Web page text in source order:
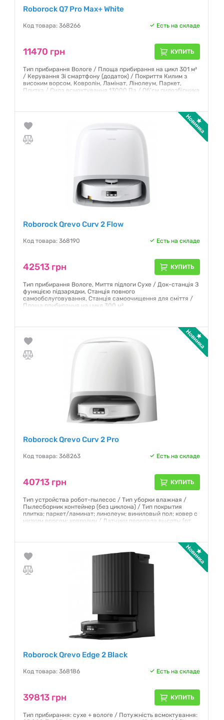
Roborock Q7 Pro Max+ White
Код товара: 368266 Есть на складе
11470 грн КУПИТЬ
Тип прибирання Вологе / Площа прибирання на цикл 301 м²
/ Керування Зі смартфону (додаток) / Покриття Килим з
високим ворсом, Ковролін, Ламінат, Лінолеум, Паркет,
Плитка / Сила всмоктування 13000 Па / Об'єм пилозбірника
Roborock Qrevo Curv 2 Flow
Код товара: 368190 Есть на складе
42513 грн КУПИТЬ
Тип прибирання Вологе, Миття підлоги Сухе / Док-станція З
функцією підзарядки, Станція повного
самообслуговування, Станція самоочищення для сміття /
Площа прибирання на цикл 300 м²
Roborock Qrevo Curv 2 Pro
Код товара: 368263 Есть на складе
40713 грн КУПИТЬ
Тип устройства робот-пылесос / Тип уборки влажная /
Пылесборник контейнер (без циклона) / Тип покрытия
плитка; паркет/ламинат; линолеум; виниловый пол; ковер с
низким ворсом; ковролин / Датчики перепада высоты (от
Roborock Qrevo Edge 2 Black
Код товара: 368186 Есть на складе
39813 грн КУПИТЬ
Тип прибирання: сухе + вологе / Потужність всмоктування: